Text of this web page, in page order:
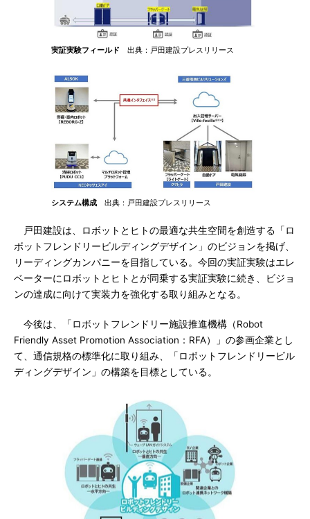
実証実験フィールド 出典：戸田建設プレスリリース
システム構成 出典：戸田建設プレスリリース
戸田建設は、ロボットとヒトの最適な共生空間を創造する「ロ
ボットフレンドリービルディングデザイン」のビジョンを掲げ、
リーディングカンパニーを目指している。今回の実証実験はエレ
ベーターにロボットとヒトとが同乗する実証実験に続き、ビジョ
ンの達成に向けて実装力を強化する取り組みとなる。
今後は、「ロボットフレンドリー施設推進機構（Robot
Friendly Asset Promotion Association：RFA）」の参画企業とし
て、通信規格の標準化に取り組み、「ロボットフレンドリービル
ディングデザイン」の構築を目標としている。